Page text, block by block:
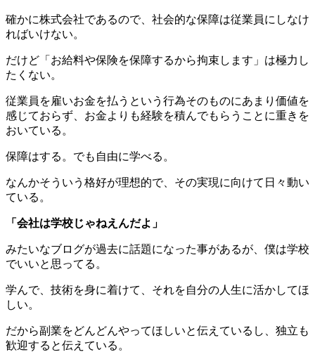
確かに株式会社であるので、社会的な保障は従業員にしなけ
ればいけない。
だけど「お給料や保険を保障するから拘束します」は極力し
たくない。
従業員を雇いお金を払うという行為そのものにあまり価値を
感じておらず、お金よりも経験を積んでもらうことに重きを
おいている。
保障はする。でも自由に学べる。
なんかそういう格好が理想的で、その実現に向けて日々動い
ている。
「会社は学校じゃねえんだよ」
みたいなブログが過去に話題になった事があるが、僕は学校
でいいと思ってる。
学んで、技術を身に着けて、それを自分の人生に活かしてほ
しい。
だから副業をどんどんやってほしいと伝えているし、独立も
歓迎すると伝えている。